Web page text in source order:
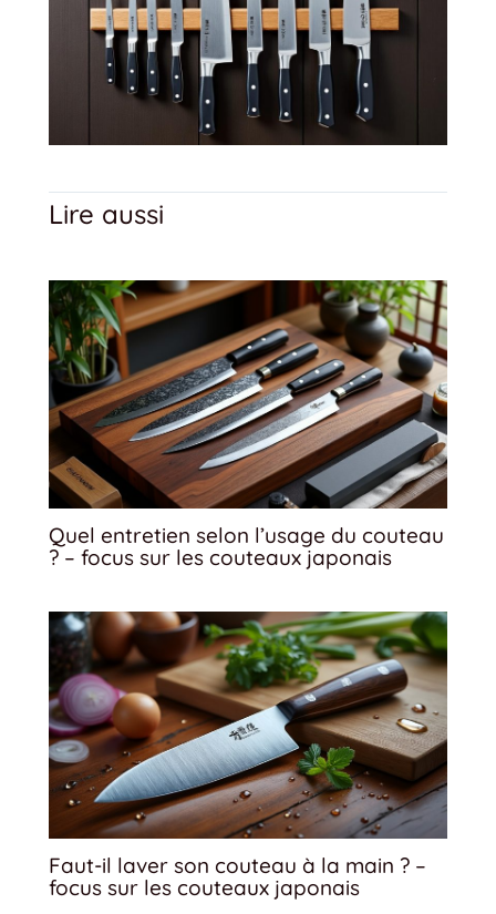
Lire aussi
Quel entretien selon l’usage du couteau
? – focus sur les couteaux japonais
Faut-il laver son couteau à la main ? –
focus sur les couteaux japonais